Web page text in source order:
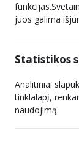
juos galima
Statistikos
Analitiniai
tinklalapį,
naudojimą.